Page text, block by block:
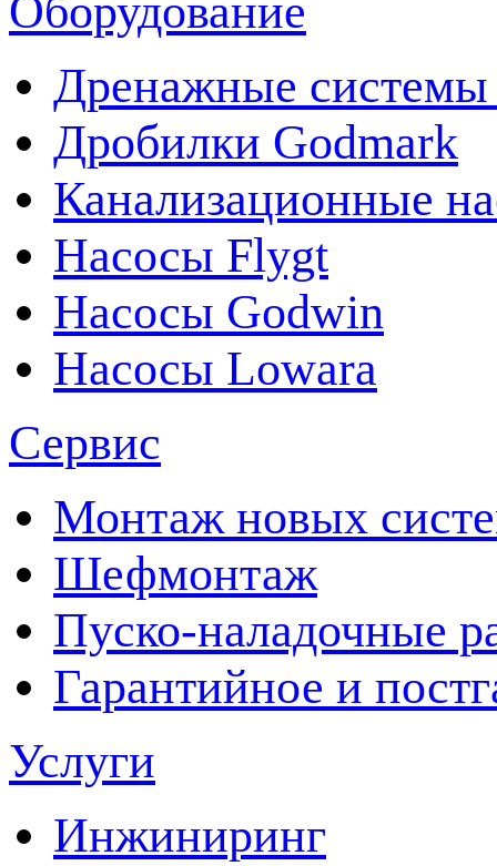
Оборудование
Дренажные системы
Дробилки Godmark
Канализационные
Насосы Flygt
Насосы Godwin
Насосы Lowara
Сервис
Монтаж новых
Шефмонтаж
Пуско-наладочные
Гарантийное и
Услуги
Инжиниринг